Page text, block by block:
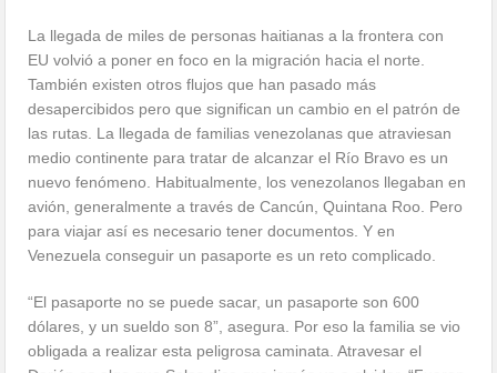
La llegada de miles de personas haitianas a la frontera con
EU volvió a poner en foco en la migración hacia el norte.
También existen otros flujos que han pasado más
desapercibidos pero que significan un cambio en el patrón de
las rutas. La llegada de familias venezolanas que atraviesan
medio continente para tratar de alcanzar el Río Bravo es un
nuevo fenómeno. Habitualmente, los venezolanos llegaban en
avión, generalmente a través de Cancún, Quintana Roo. Pero
para viajar así es necesario tener documentos. Y en
Venezuela conseguir un pasaporte es un reto complicado.
“El pasaporte no se puede sacar, un pasaporte son 600
dólares, y un sueldo son 8”, asegura. Por eso la familia se vio
obligada a realizar esta peligrosa caminata. Atravesar el